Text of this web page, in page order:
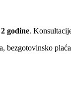
godine.
bezgotovinsko